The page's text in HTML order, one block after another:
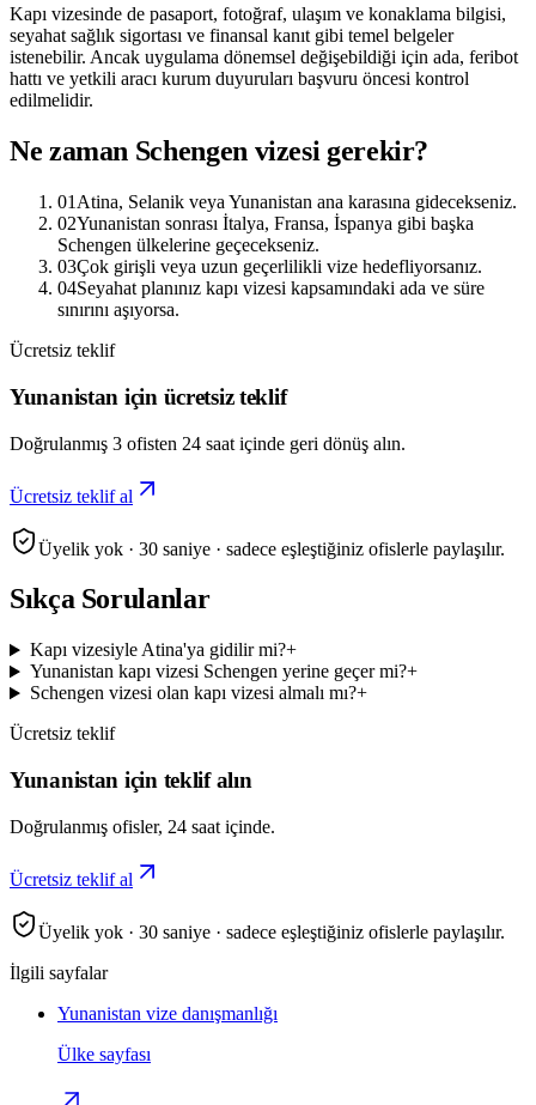
Kapı vizesinde de pasaport, fotoğraf, ulaşım ve konaklama bilgisi,
seyahat sağlık sigortası ve finansal kanıt gibi temel belgeler
istenebilir. Ancak uygulama dönemsel değişebildiği için ada, feribot
hattı ve yetkili aracı kurum duyuruları başvuru öncesi kontrol
edilmelidir.
Ne zaman Schengen vizesi gerekir?
01 Atina, Selanik veya Yunanistan ana karasına gidecekseniz.
02Yunanistan sonrası İtalya, Fransa, İspanya gibi başka
Schengen ülkelerine geçecekseniz.
03Çok girişli veya uzun geçerlilikli vize hedefliyorsanız.
04Seyahat planınız kapı vizesi kapsamındaki ada ve süre
sınırını aşıyorsa.
Ücretsiz teklif
Yunanistan için ücretsiz teklif
Doğrulanmış 3 ofisten 24 saat içinde geri dönüş alın.
Ücretsiz teklif al
Üyelik yok · 30 saniye · sadece eşleştiğiniz ofislerle paylaşılır.
Sıkça Sorulanlar
Kapı vizesiyle Atina'ya gidilir mi?+
Yunanistan kapı vizesi Schengen yerine geçer mi?+
Schengen vizesi olan kapı vizesi almalı mı?+
Ücretsiz teklif
Yunanistan için teklif alın
Doğrulanmış ofisler, 24 saat içinde.
Ücretsiz teklif al
Üyelik yok · 30 saniye · sadece eşleştiğiniz ofislerle paylaşılır.
İlgili sayfalar
Yunanistan vize danışmanlığı
Ülke sayfası